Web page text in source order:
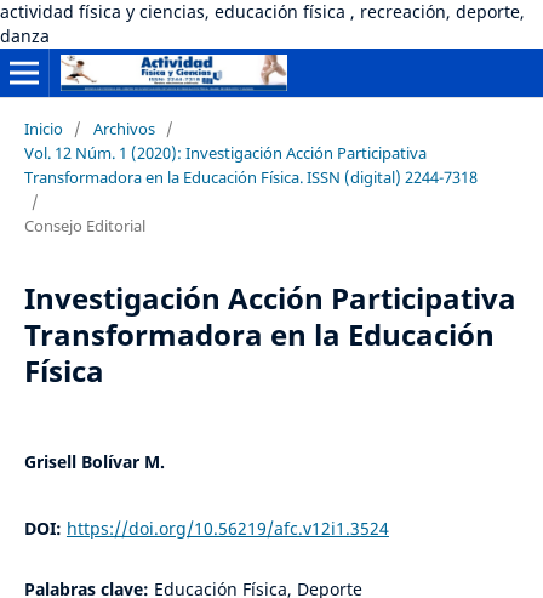
actividad física y ciencias, educación física , recreación, deporte,
danza
Inicio / Archivos /
Vol. 12 Núm. 1 (2020): Investigación Acción Participativa
Transformadora en la Educación Física. ISSN (digital) 2244-7318
/
Consejo Editorial
Investigación Acción Participativa
Transformadora en la Educación
Física
Grisell Bolívar M.
DOI: https://doi.org/10.56219/afc.v12i1.3524
Palabras clave: Educación Física, Deporte